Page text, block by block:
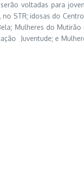
voltadas para
STR; idosas do
Mulheres do
Juventude; e